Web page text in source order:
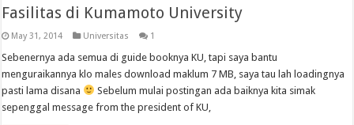
Fasilitas di Kumamoto University
May 31, 2014 Universitas 1
Sebenernya ada semua di guide booknya KU, tapi saya bantu
menguraikannya klo males download maklum 7 MB, saya tau lah loadingnya
pasti lama disana
Sebelum mulai postingan ada baiknya kita simak
sepenggal message from the president of KU,